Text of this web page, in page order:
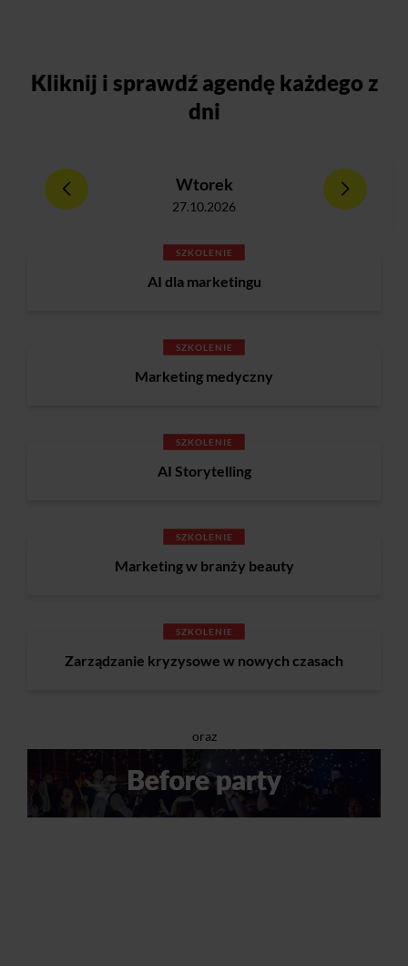
Kliknij i sprawdź agendę każdego z
dni
Wtorek
27.10.2026
SZKOLENIE
AI dla marketingu
SZKOLENIE
Marketing medyczny
SZKOLENIE
AI Storytelling
SZKOLENIE
Marketing w branży beauty
SZKOLENIE
Zarządzanie kryzysowe w nowych czasach
oraz